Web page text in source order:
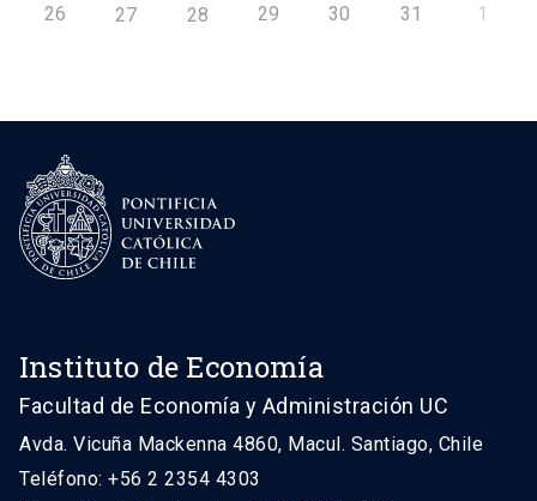
26 27 28 29 30 31 1
Instituto de Economía
Facultad de Economía y Administración UC
Avda. Vicuña Mackenna 4860, Macul. Santiago, Chile
Teléfono: +56 2 2354 4303